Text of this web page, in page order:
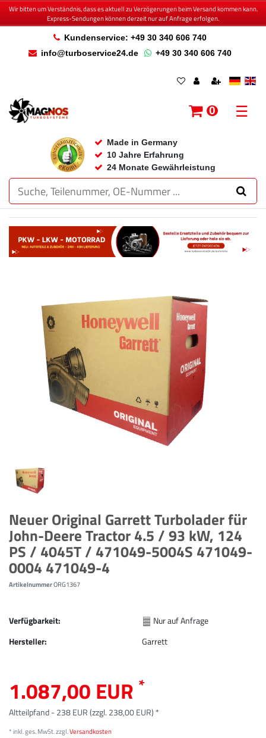
Wir bitten um Verständnis, dass es aktuell zu Verzögerungen beim Versand kommen kann.
Express-Sendungen können derzeit nur auf Anfrage erfolgen.
Kundenservice: +49 30 340 606 740
info@turboservice24.de
+49 30 340 606 740
Made in Germany
10 Jahre Erfahrung
24 Monate Gewährleistung
0 ☰
Neuer Original Garrett Turbolader für
John-Deere Tractor 4.5 / 93 kW, 124
PS / 4045T / 471049-5004S 471049-
0004 471049-4
ArtikelnummerORG1367
Verfügbarkeit:
Hersteller:
Nur auf Anfrage
Garrett
1.087,00 EUR *
Altteilpfand - 238 EUR (zzgl. 238,00 EUR) *
* inkl. ges. MwSt. zzgl.Versandkosten